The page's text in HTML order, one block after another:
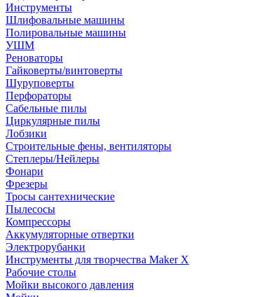
Инструменты
Шлифовальные машины
Полировальные машины
УШМ
Реноваторы
Гайковерты/винтоверты
Шуруповерты
Перфораторы
Сабельные пилы
Циркулярные пилы
Лобзики
Строительные фены, вентиляторы
Степлеры/Нейлеры
Фонари
Фрезеры
Тросы сантехнические
Пылесосы
Компрессоры
Аккумуляторные отвертки
Электрорубанки
Инструменты для творчества Maker X
Рабочие столы
Мойки высокого давления